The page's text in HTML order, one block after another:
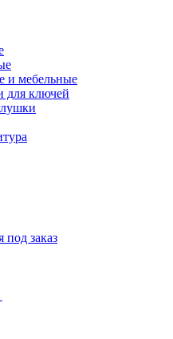
и мебельные
для ключей
заказ